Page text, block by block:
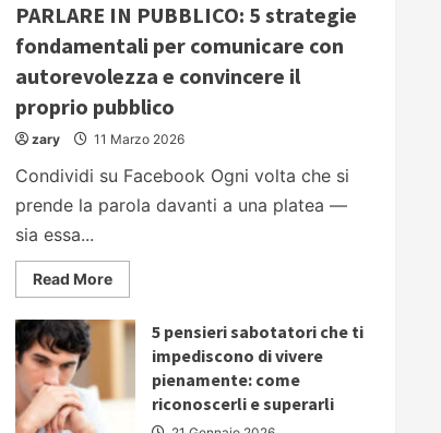
PARLARE IN PUBBLICO: 5 strategie
fondamentali per comunicare con
autorevolezza e convincere il
proprio pubblico
zary 11 Marzo 2026
Condividi su Facebook Ogni volta che si
prende la parola davanti a una platea —
sia essa...
Read MoreRead
more
PARLARE
IN
PUBBLICO:
strategie
fondamentali
5 pensieri sabotatori che ti
impediscono di vivere
pienamente: come
riconoscerli e superarli